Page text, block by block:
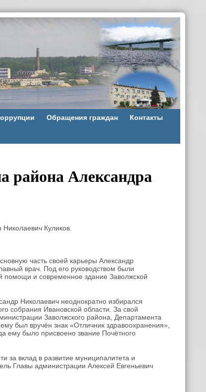
Обращения граждан Контакты
района Александра
Куликов.
часть своей карьеры Александр
врач. Под его руководством были
помощи и современное здание Заволжской
Николаевич неоднократно избирался
собрания Ивановской области. За свой
Заволжского района, Департамента
был вручён знак «Отличник здравоохранения»,
ему было присвоено звание Почётного
за вклад в развитие муниципалитета и
Главы администрации Алексей Евгеньевич